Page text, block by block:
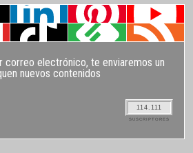
correo electrónico, te enviaremos un
nuevos contenidos
114.111
SUSCRIPTORES